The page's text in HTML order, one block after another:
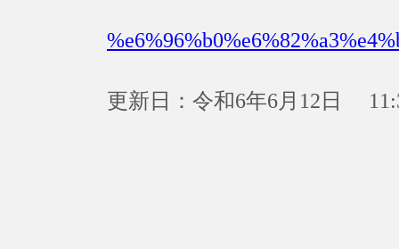
更新日：令和6年6月12日